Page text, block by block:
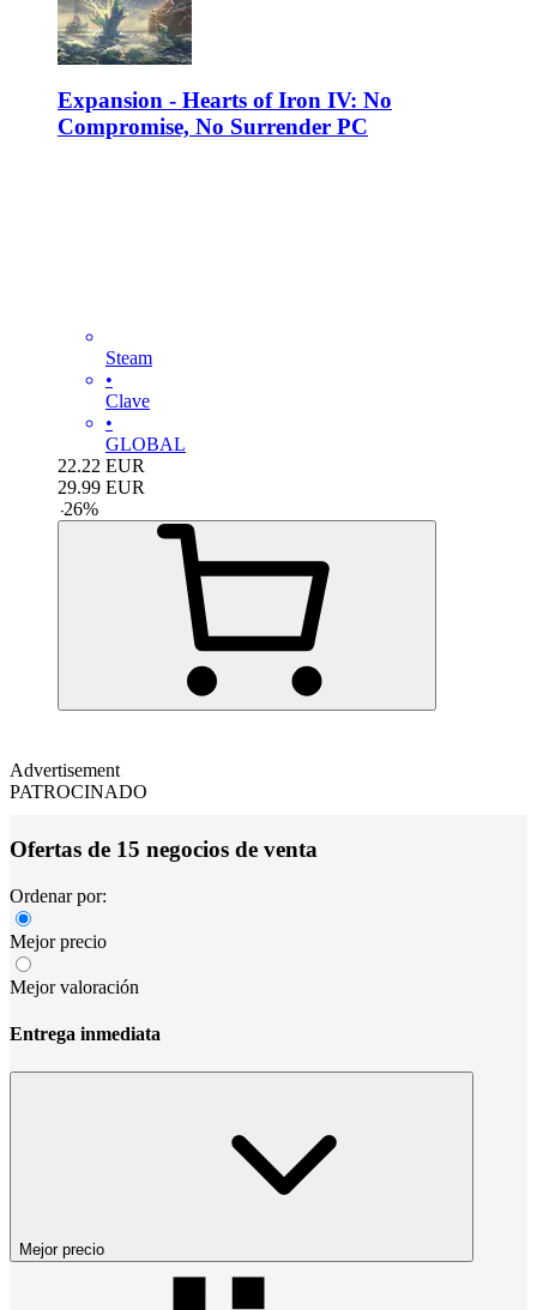
Expansion - Hearts of Iron IV: No
Compromise, No Surrender PC
Steam
•
Clave
•
GLOBAL
22.22 EUR
29.99 EUR
-26%
Advertisement
PATROCINADO
Ofertas de 15 negocios de venta
Ordenar por:
Mejor precio
Mejor valoración
Entrega inmediata
Mejor precio